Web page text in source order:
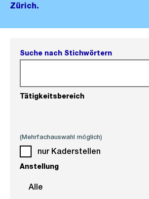
Zürich.
Suche nach Stichwörtern
Tätigkeitsbereich
(Mehrfachauswahl möglich)
nur Kaderstellen
Anstellung
Alle